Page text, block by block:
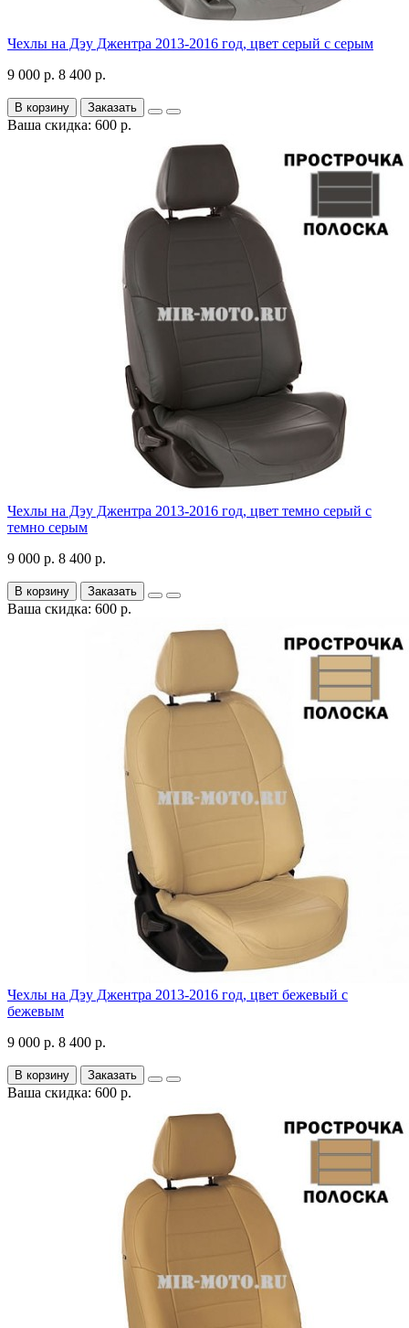
Чехлы на Дэу Джентра 2013-2016 год, цвет серый с серым
9 000 р. 8 400 р.
В корзину Заказать
Ваша скидка: 600 р.
Чехлы на Дэу Джентра 2013-2016 год, цвет темно серый с
темно серым
9 000 р. 8 400 р.
В корзину Заказать
Ваша скидка: 600 р.
Чехлы на Дэу Джентра 2013-2016 год, цвет бежевый с
бежевым
9 000 р. 8 400 р.
В корзину Заказать
Ваша скидка: 600 р.